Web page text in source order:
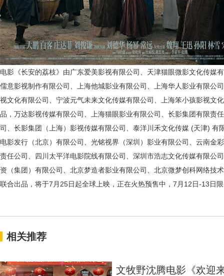
电影《长安的荔枝》由广东爱美影视有限公司、天津猫眼微影文化传媒
儒意影视制作有限公司、上海他城影业有限公司、上海华人影业有限公
视文化有限公司、宁波元气未来文化传媒有限公司、上海笨小孩影视文
品，万达影视传媒有限公司、上海猫眼影业有限公司、长影集团有限责
司、长影集团（上海）影视传媒有限公司、泰洋川禾文化传媒 (天津) 有
电影发行（北京）有限公司、光铭视界（深圳）影业有限公司、云南金
责任公司、四川太平洋电影院线有限公司、深圳市浩志文化传媒有限公
资（集团）有限公司、北京梦造者影业有限公司、北京微梦创科网络技
联合出品，将于7月25日起全球上映，正在火热预售中，7月12日-13日限
相关推荐
文牧野沈腾电影《欢迎